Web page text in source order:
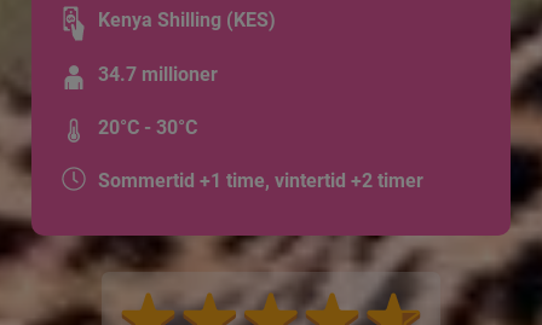
Kenya Shilling (KES)
34.7 millioner
20°C - 30°C
Sommertid +1 time, vintertid +2 timer